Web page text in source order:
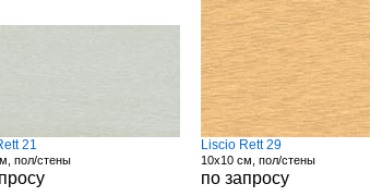
21
пол/стены
Liscio Rett 29
10x10 см, пол/стены
по запросу